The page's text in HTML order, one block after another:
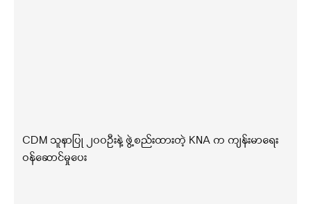
CDM သူနာပြု ၂၀၀ဦးနဲ့ ဖွဲ့စည်းထားတဲ့ KNA က ကျန်းမာရေး
ဝန်ဆောင်မှုပေး